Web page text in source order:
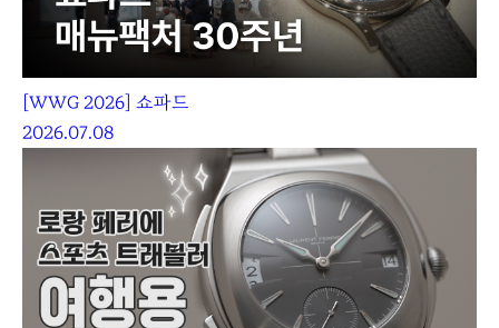
[WWG 2026] 쇼파드
2026.07.08